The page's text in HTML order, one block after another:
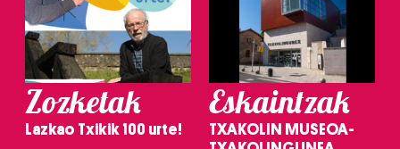
Zozketak
Lazkao Txikik 100 urte!
Eskaintzak
TXAKOLIN MUSEOA-